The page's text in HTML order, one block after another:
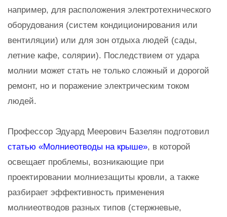
например, для расположения электротехнического
оборудования (систем кондиционирования или
вентиляции) или для зон отдыха людей (сады,
летние кафе, солярии). Последствием от удара
молнии может стать не только сложный и дорогой
ремонт, но и поражение электрическим током
людей.
Профессор Эдуард Меерович Базелян подготовил
статью «Молниеотводы на крыше», в которой
освещает проблемы, возникающие при
проектировании молниезащиты кровли, а также
разбирает эффективность применения
молниеотводов разных типов (стержневые,